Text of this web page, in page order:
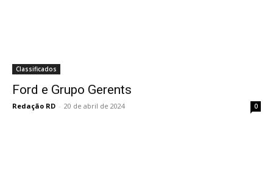
Classificados
Ford e Grupo Gerents
Redação RD - 20 de abril de 2024 0